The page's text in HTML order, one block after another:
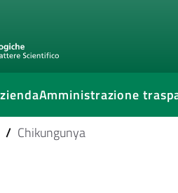
Amministrazione
/ Chikungunya